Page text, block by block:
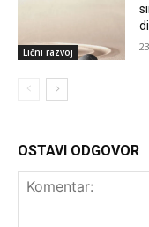
Lični razvoj
OSTAVI ODGOVOR